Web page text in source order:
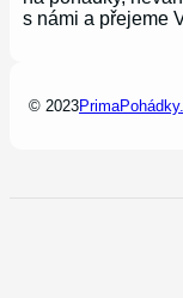
s námi a přejeme
© 2023